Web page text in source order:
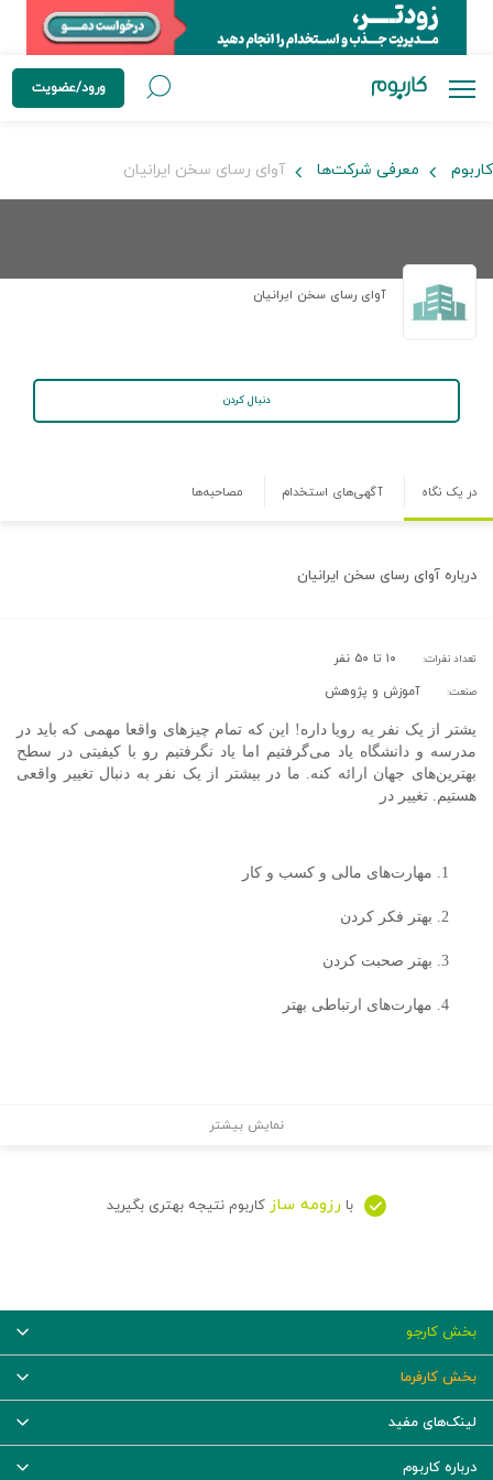
ورود/عضویت
کاربوم معرفی شرکت‌ها آوای رسای سخن ایرانیان
آوای رسای سخن ایرانیان
دنبال کردن
در یک نگاه آگهی‌های استخدام مصاحبه‌ها
درباره آوای رسای سخن ایرانیان
تعداد نفرات: ۱۰ تا ۵۰ نفر
صنعت: آموزش و پژوهش
یشتر از یک نفر یه رویا داره! این که تمام چیزهای واقعا مهمی که باید در
مدرسه و دانشگاه یاد می‌گرفتیم اما یاد نگرفتیم رو با کیفیتی در سطح
بهترین‌های جهان ارائه کنه. ما در بیشتر از یک نفر به دنبال تغییر واقعی
هستیم. تغییر در
مهارت‌های مالی و کسب و کار
بهتر فکر کردن
بهتر صحبت کردن
مهارت‌های ارتباطی بهتر
نمایش بیشتر
با رزومه ساز کاربوم نتیجه بهتری بگیرید
بخش کارجو
بخش کارفرما
لینک‌های مفید
درباره کاربوم